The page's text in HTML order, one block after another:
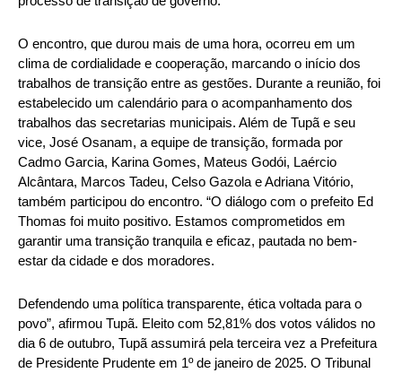
O encontro, que durou mais de uma hora, ocorreu em um
clima de cordialidade e cooperação, marcando o início dos
trabalhos de transição entre as gestões. Durante a reunião, foi
estabelecido um calendário para o acompanhamento dos
trabalhos das secretarias municipais. Além de Tupã e seu
vice, José Osanam, a equipe de transição, formada por
Cadmo Garcia, Karina Gomes, Mateus Godói, Laércio
Alcântara, Marcos Tadeu, Celso Gazola e Adriana Vitório,
também participou do encontro. “O diálogo com o prefeito Ed
Thomas foi muito positivo. Estamos comprometidos em
garantir uma transição tranquila e eficaz, pautada no bem-
estar da cidade e dos moradores.
Defendendo uma política transparente, ética voltada para o
povo”, afirmou Tupã. Eleito com 52,81% dos votos válidos no
dia 6 de outubro, Tupã assumirá pela terceira vez a Prefeitura
de Presidente Prudente em 1º de janeiro de 2025. O Tribunal